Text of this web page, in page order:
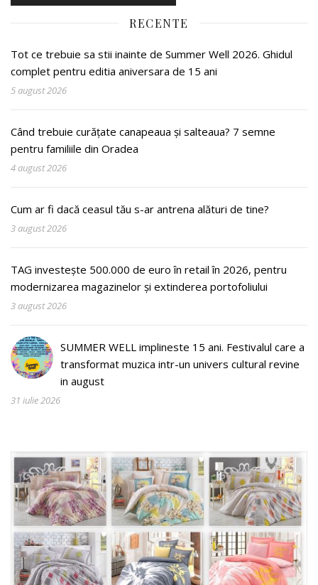
RECENTE
Tot ce trebuie sa stii inainte de Summer Well 2026. Ghidul
complet pentru editia aniversara de 15 ani
5 august 2026
Când trebuie curățate canapeaua și salteaua? 7 semne
pentru familiile din Oradea
4 august 2026
Cum ar fi dacă ceasul tău s-ar antrena alături de tine?
3 august 2026
TAG investește 500.000 de euro în retail în 2026, pentru
modernizarea magazinelor și extinderea portofoliului
3 august 2026
SUMMER WELL implineste 15 ani. Festivalul care a
transformat muzica intr-un univers cultural revine
in august
31 iulie 2026